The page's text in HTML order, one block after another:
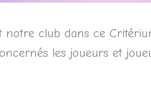
notre club dans ce
les joueurs et